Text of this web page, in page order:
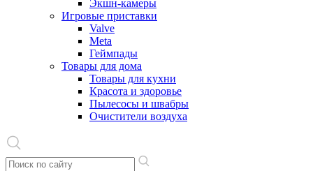
Экшн-камеры
Игровые приставки
Valve
Meta
Геймпады
Товары для дома
Товары для кухни
Красота и здоровье
Пылесосы и швабры
Очистители воздуха